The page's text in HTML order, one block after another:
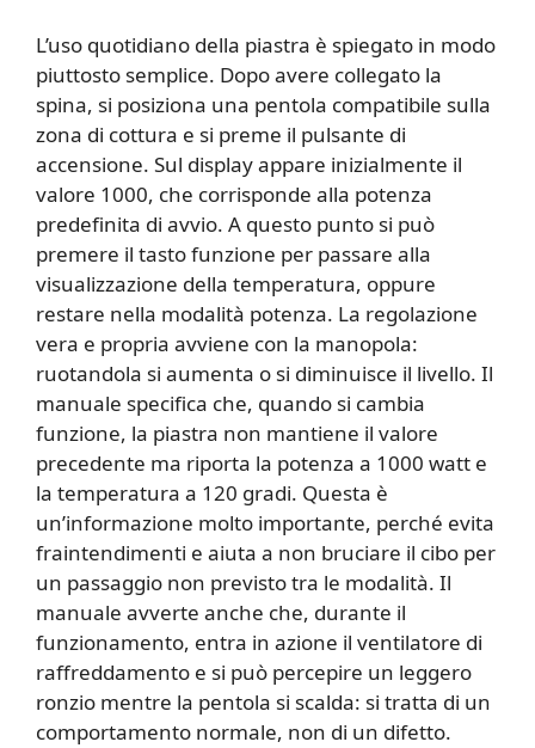
L’uso quotidiano della piastra è spiegato in modo
piuttosto semplice. Dopo avere collegato la
spina, si posiziona una pentola compatibile sulla
zona di cottura e si preme il pulsante di
accensione. Sul display appare inizialmente il
valore 1000, che corrisponde alla potenza
predefinita di avvio. A questo punto si può
premere il tasto funzione per passare alla
visualizzazione della temperatura, oppure
restare nella modalità potenza. La regolazione
vera e propria avviene con la manopola:
ruotandola si aumenta o si diminuisce il livello. Il
manuale specifica che, quando si cambia
funzione, la piastra non mantiene il valore
precedente ma riporta la potenza a 1000 watt e
la temperatura a 120 gradi. Questa è
un’informazione molto importante, perché evita
fraintendimenti e aiuta a non bruciare il cibo per
un passaggio non previsto tra le modalità. Il
manuale avverte anche che, durante il
funzionamento, entra in azione il ventilatore di
raffreddamento e si può percepire un leggero
ronzio mentre la pentola si scalda: si tratta di un
comportamento normale, non di un difetto.